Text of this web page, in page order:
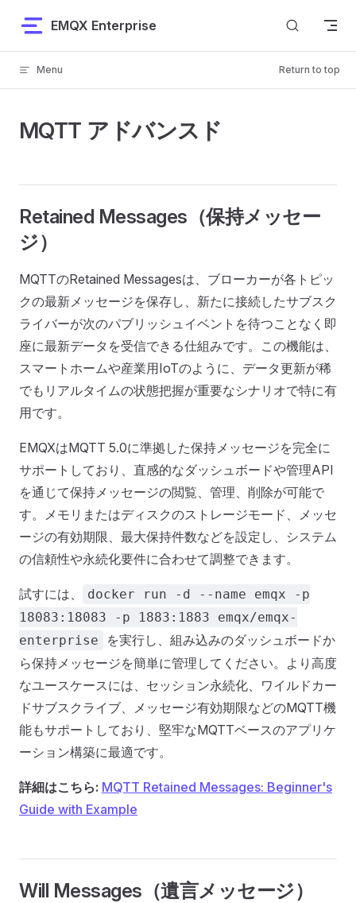
Skip to content
EMQX Enterprise
Menu Return to top
MQTT アドバンスド
Retained Messages（保持メッセー
ジ）
MQTTのRetained Messagesは、ブローカーが各トピッ
クの最新メッセージを保存し、新たに接続したサブスク
ライバーが次のパブリッシュイベントを待つことなく即
座に最新データを受信できる仕組みです。この機能は、
スマートホームや産業用IoTのように、データ更新が稀
でもリアルタイムの状態把握が重要なシナリオで特に有
用です。
EMQXはMQTT 5.0に準拠した保持メッセージを完全に
サポートしており、直感的なダッシュボードや管理API
を通じて保持メッセージの閲覧、管理、削除が可能で
す。メモリまたはディスクのストレージモード、メッセ
ージの有効期限、最大保持件数などを設定し、システム
の信頼性や永続化要件に合わせて調整できます。
試すには、
docker run -d --name emqx -p
18083:18083 -p 1883:1883 emqx/emqx-
enterprise
を実行し、組み込みのダッシュボードか
ら保持メッセージを簡単に管理してください。より高度
なユースケースには、セッション永続化、ワイルドカー
ドサブスクライブ、メッセージ有効期限などのMQTT機
能もサポートしており、堅牢なMQTTベースのアプリケ
ーション構築に最適です。
詳細はこちら: MQTT Retained Messages: Beginner's
Guide with Example
Will Messages（遺言メッセージ）